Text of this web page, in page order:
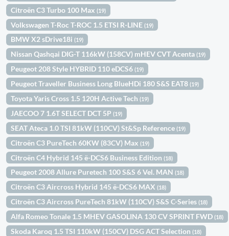
Citroën C3 Turbo 100 Max(19)
Volkswagen T-Roc T-ROC 1.5 ETSI R-LINE(19)
BMW X2 sDrive18i(19)
Nissan Qashqai DIG-T 116kW (158CV) mHEV CVT Acenta(19)
Peugeot 208 Style HYBRID 110 eDCS6(19)
Peugeot Traveller Business Long BlueHDi 180 S&S EAT8(19)
Toyota Yaris Cross 1.5 120H Active Tech(19)
JAECOO 7 1.6T SELECT DCT 5P(19)
SEAT Ateca 1.0 TSI 81kW (110CV) St&Sp Reference(19)
Citroën C3 PureTech 60KW (83CV) Max(19)
Citroën C4 Hybrid 145 ë-DCS6 Business Edition(18)
Peugeot 2008 Allure Puretech 100 S&S 6 Vel. MAN(18)
Citroën C3 Aircross Hybrid 145 ë-DCS6 MAX(18)
Citroën C3 Aircross PureTech 81kW (110CV) S&S C-Series(18)
Alfa Romeo Tonale 1.5 MHEV GASOLINA 130 CV SPRINT FWD(18)
Skoda Karoq 1.5 TSI 110kW (150CV) DSG ACT Selection(18)